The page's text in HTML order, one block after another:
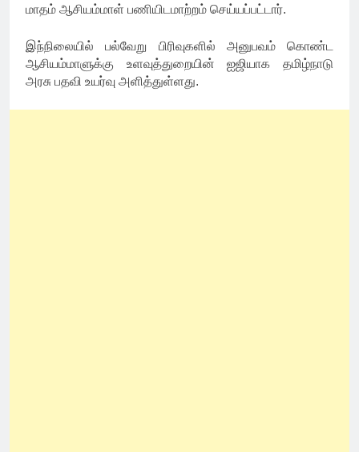
மாதம் ஆசியம்மாள் பணியிடமாற்றம் செய்யப்பட்டார்.
இந்நிலையில் பல்வேறு பிரிவுகளில் அனுபவம் கொண்ட
ஆசியம்மாளுக்கு உளவுத்துறையின் ஐஜியாக தமிழ்நாடு
அரசு பதவி உயர்வு அளித்துள்ளது.